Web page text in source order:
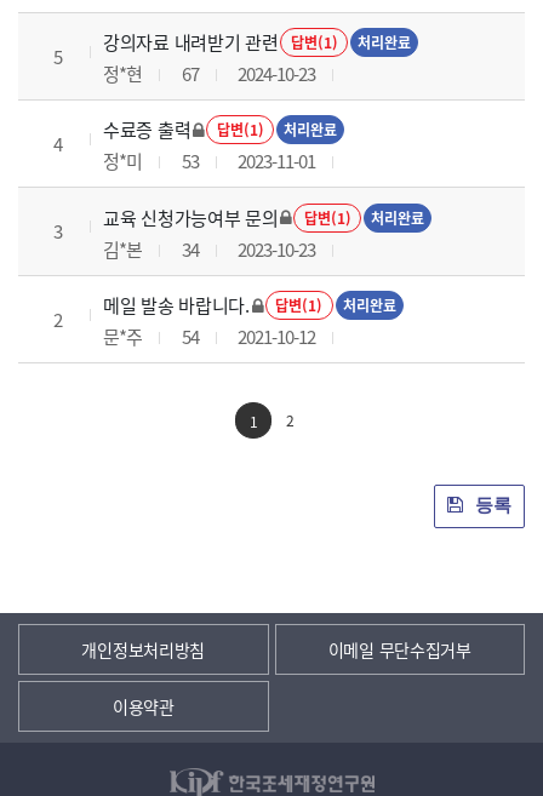
5
강의자료 내려받기 관련 답변(1) 처리완료
정*현 67 2024-10-23
4
수료증 출력 답변(1) 처리완료
정*미 53 2023-11-01
3
교육 신청가능여부 문의 답변(1) 처리완료
김*본 34 2023-10-23
2
메일 발송 바랍니다. 답변(1) 처리완료
문*주 54 2021-10-12
1 2
등록
개인정보처리방침 이메일 무단수집거부
이용약관